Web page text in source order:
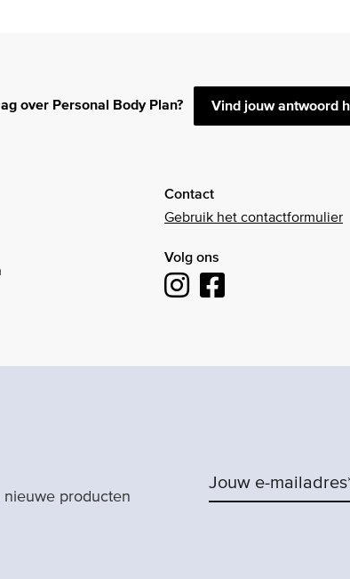
over Personal Body Plan? Vind jouw antwoord
Contact
Gebruik het contactformulier
Volg ons
nieuwe producten